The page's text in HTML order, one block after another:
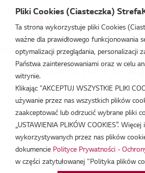
Strefa Klimatyzacji /Wydarzenia/RAC/CAC/
RAC/SAC [ON-LINE]
lut 1, 2022
Data:01/02/2022
Godzina:9:00 - 13:00
Lokalizacja:To wydarzenie odbywa
niego zostanie wysłany w
Pliki Cookies (Ciasteczka)
Ta strona wykorzystuje pliki Cookies
ważne dla prawidłowego funkcjonowania
optymalizacji przeglądania, personalizacji
Państwa zainteresowaniami oraz w celu
witrynie.
Klikając "AKCEPTUJ WSZYSTKIE PLIKI
używanie przez nas wszystkich plików
zaakceptować lub odrzucić wybrane pliki
„USTAWIENIA PLIKÓW COOKIES”.
wykorzystywanych przez nas plików
dokumencie Polityce Prywatności -
w części zatytułowanej "Polityka plików